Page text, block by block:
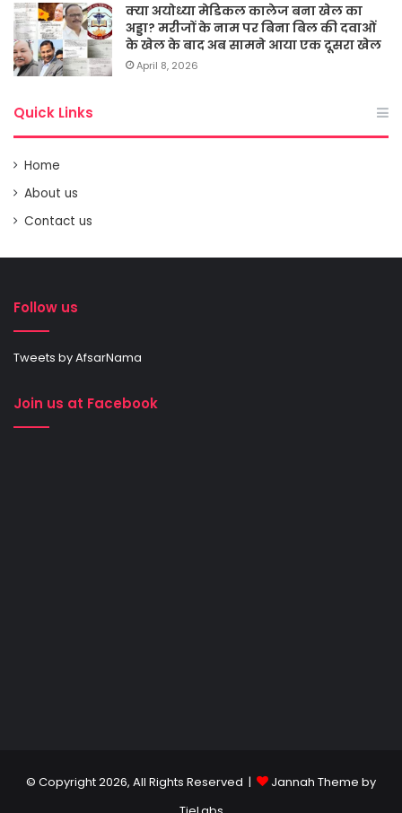
क्या अयोध्या मेडिकल कालेज बना खेल का
अड्डा? मरीजों के नाम पर बिना बिल की दवाओं
के खेल के बाद अब सामने आया एक दूसरा खेल
April 8, 2026
Quick Links
Home
About us
Contact us
Follow us
Tweets by AfsarNama
Join us at Facebook
© Copyright 2026, All Rights Reserved |
Jannah Theme by